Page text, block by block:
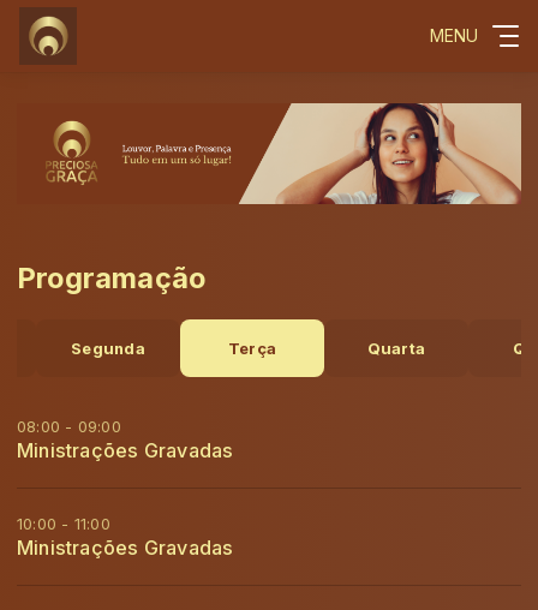
MENU
Programação
Segunda Terça Quarta
08:00 - 09:00
Ministrações Gravadas
10:00 - 11:00
Ministrações Gravadas